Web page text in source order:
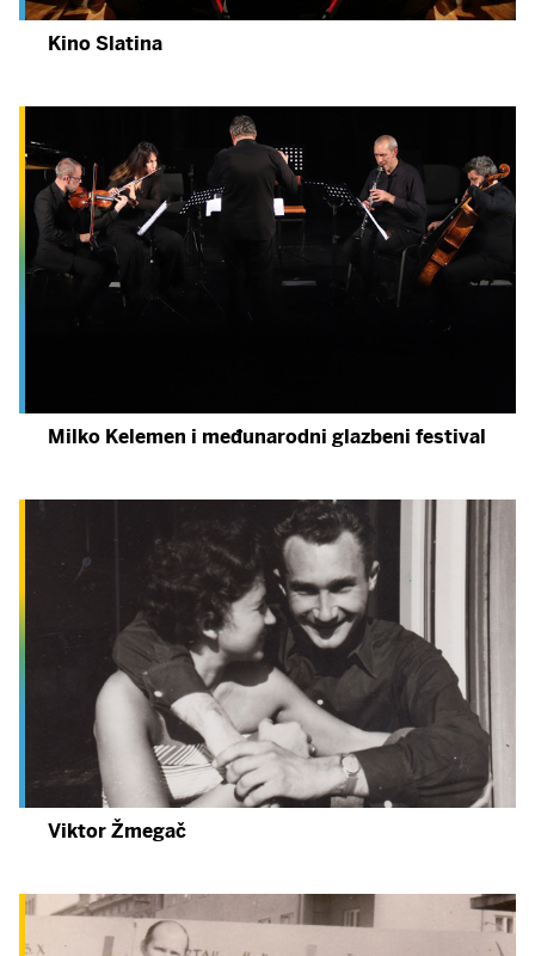
Kino Slatina
Milko Kelemen i međunarodni glazbeni festival
Viktor Žmegač